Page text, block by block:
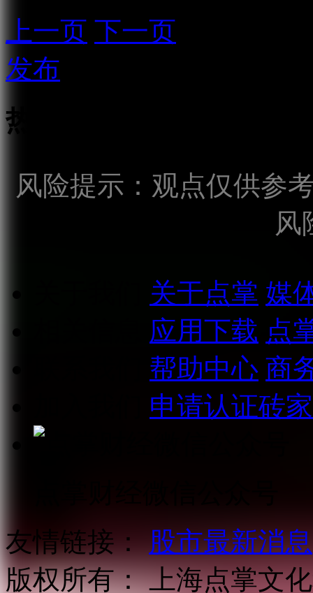
上一页 下一页
发布
热点话题
风险提示：观点仅供参
风
关于点掌 媒
应用下载 点
帮助中心 商
申请认证砖家
友情链接： 股市最新消息
版权所有： 上海点掌文